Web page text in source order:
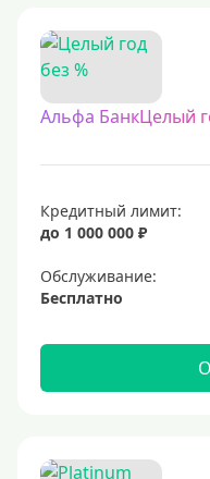
Альфа БанкЦелый
Кредитный лимит:
до 1 000 000 ₽
Обслуживание:
Бесплатно